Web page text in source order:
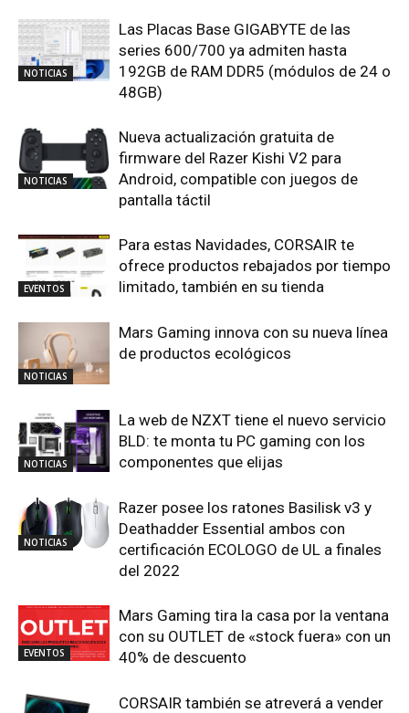
NOTICIAS
Las Placas Base GIGABYTE de las
series 600/700 ya admiten hasta
192GB de RAM DDR5 (módulos de 24 o
48GB)
NOTICIAS
Nueva actualización gratuita de
firmware del Razer Kishi V2 para
Android, compatible con juegos de
pantalla táctil
EVENTOS
Para estas Navidades, CORSAIR te
ofrece productos rebajados por tiempo
limitado, también en su tienda
NOTICIAS
Mars Gaming innova con su nueva línea
de productos ecológicos
NOTICIAS
La web de NZXT tiene el nuevo servicio
BLD: te monta tu PC gaming con los
componentes que elijas
NOTICIAS
Razer posee los ratones Basilisk v3 y
Deathadder Essential ambos con
certificación ECOLOGO de UL a finales
del 2022
EVENTOS
Mars Gaming tira la casa por la ventana
con su OUTLET de «stock fuera» con un
40% de descuento
CORSAIR también se atreverá a vender